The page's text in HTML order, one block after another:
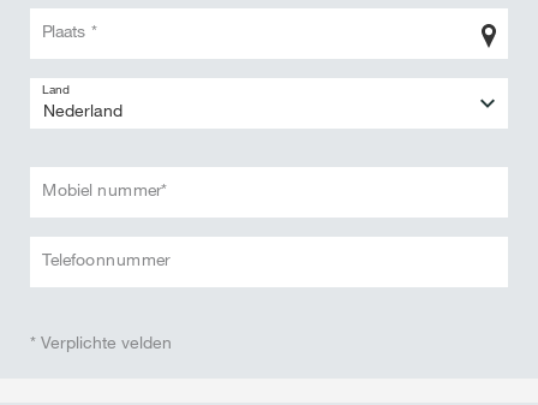
Plaats *
Land
Mobiel nummer*
Telefoonnummer
* Verplichte velden